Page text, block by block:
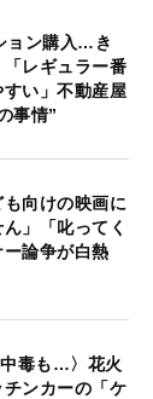
ョン購入…き
レギュラー番
い」不動産屋
事情”
も向けの映画に
」「叱ってく
論争が白熱
中毒も…〉花火
ンカーの「ケ